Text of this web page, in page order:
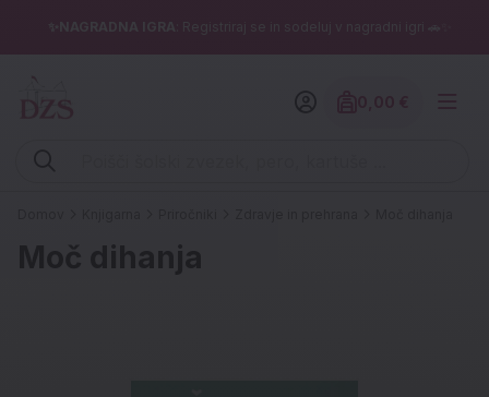
✨NAGRADNA IGRA : Registriraj se in sodeluj v nagradni igri 🚗✨
Vpišite iskalni niz (šolski zvezek, pero, kartuše ...)
Moč dihanja